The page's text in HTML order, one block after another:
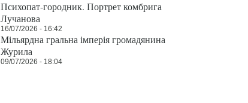
Психопат-городник. Портрет комбрига
Лучанова
16/07/2026 - 16:42
Мільярдна гральна імперія громадянина
Журила
09/07/2026 - 18:04